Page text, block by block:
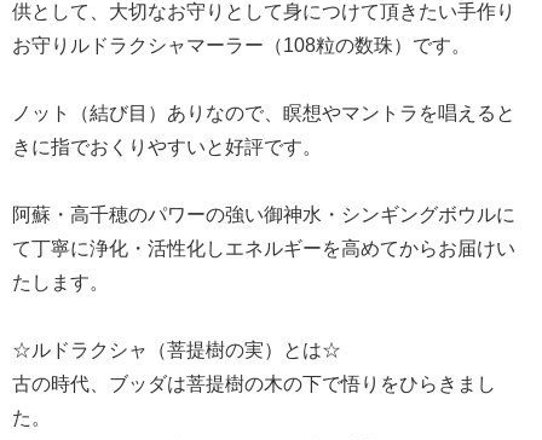
供として、大切なお守りとして身につけて頂きたい手作り
お守りルドラクシャマーラー（108粒の数珠）です。
ノット（結び目）ありなので、瞑想やマントラを唱えると
きに指でおくりやすいと好評です。
阿蘇・高千穂のパワーの強い御神水・シンギングボウルに
て丁寧に浄化・活性化しエネルギーを高めてからお届けい
たします。
☆ルドラクシャ（菩提樹の実）とは☆
古の時代、ブッダは菩提樹の木の下で悟りをひらきまし
た。